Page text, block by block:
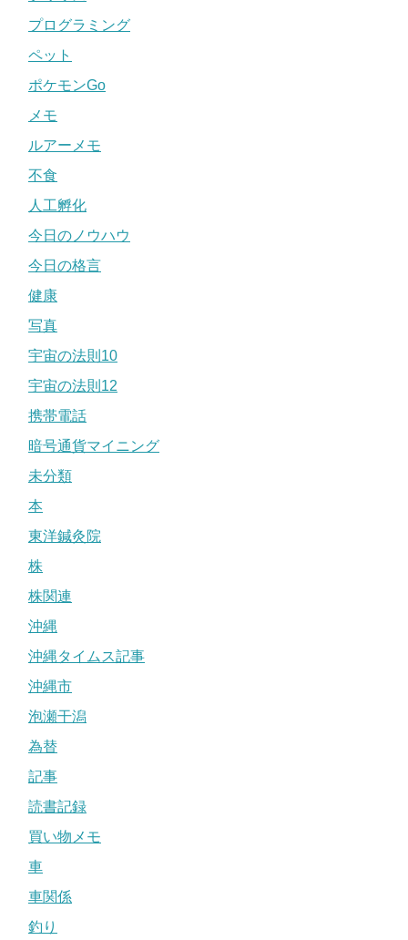
プログラミング
ペット
ポケモンGo
メモ
ルアーメモ
不食
人工孵化
今日のノウハウ
今日の格言
健康
写真
宇宙の法則10
宇宙の法則12
携帯電話
暗号通貨マイニング
未分類
本
東洋鍼灸院
株
株関連
沖縄
沖縄タイムス記事
沖縄市
泡瀬干潟
為替
記事
読書記録
買い物メモ
車
車関係
釣り